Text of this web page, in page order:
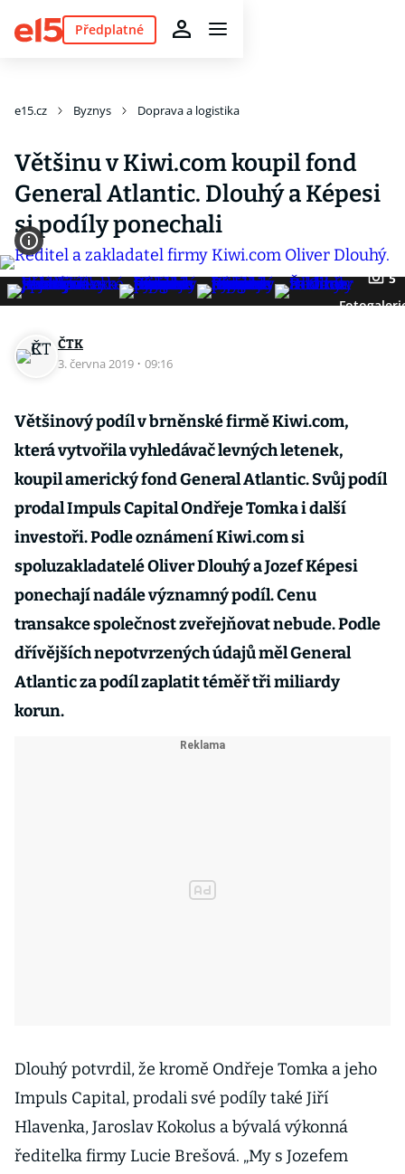
Předplatné
e15.cz Byznys Doprava a logistika
Většinu v Kiwi.com koupil fond
General Atlantic. Dlouhý a Képesi
si podíly ponechali
5
ČTK
3. června 2019 · 09:16
Většinový podíl v brněnské firmě Kiwi.com,
která vytvořila vyhledávač levných letenek,
koupil americký fond General Atlantic. Svůj podíl
prodal Impuls Capital Ondřeje Tomka i další
investoři. Podle oznámení Kiwi.com si
spoluzakladatelé Oliver Dlouhý a Jozef Képesi
ponechají nadále významný podíl. Cenu
transakce společnost zveřejňovat nebude. Podle
dřívějších nepotvrzených údajů měl General
Atlantic za podíl zaplatit téměř tři miliardy
korun.
Dlouhý potvrdil, že kromě Ondřeje Tomka a jeho
Impuls Capital, prodali své podíly také Jiří
Hlavenka, Jaroslav Kokolus a bývalá výkonná
ředitelka firmy Lucie Brešová. „My s Jozefem